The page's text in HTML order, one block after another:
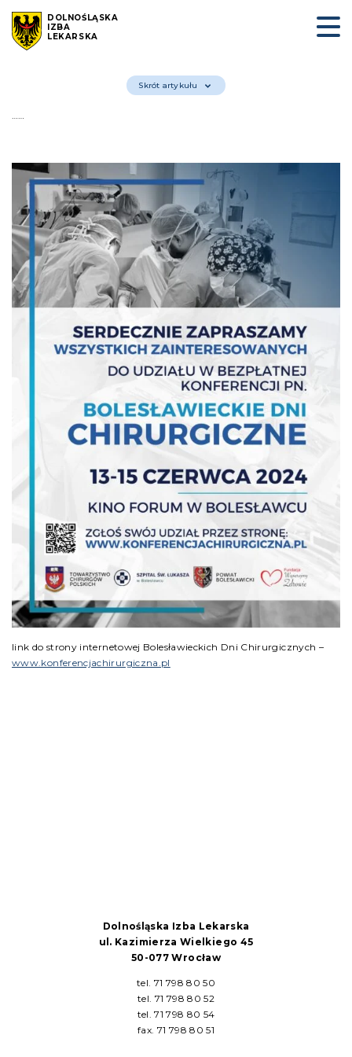
DOLNOŚLĄSKA
IZBA
LEKARSKA
Skrót artykułu
……
link do strony internetowej Bolesławieckich Dni Chirurgicznych –
www.konferencjachirurgiczna.pl
Dolnośląska Izba Lekarska
ul. Kazimierza Wielkiego 45
50-077 Wrocław
tel. 71 798 80 50
tel. 71 798 80 52
tel. 71 798 80 54
fax. 71 798 80 51